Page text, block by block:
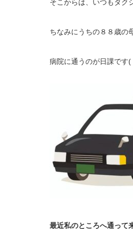
そこからは、いつもタク
ちなみにうちの８８歳の
病院に通うのが日課です(
最近私のところへ通って